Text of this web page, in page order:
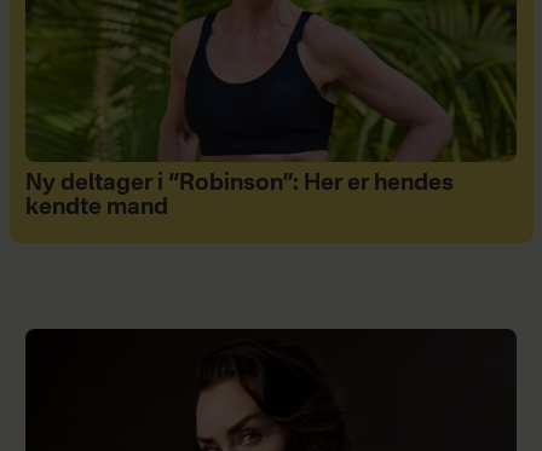
Ny deltager i “Robinson”: Her er hendes
kendte mand